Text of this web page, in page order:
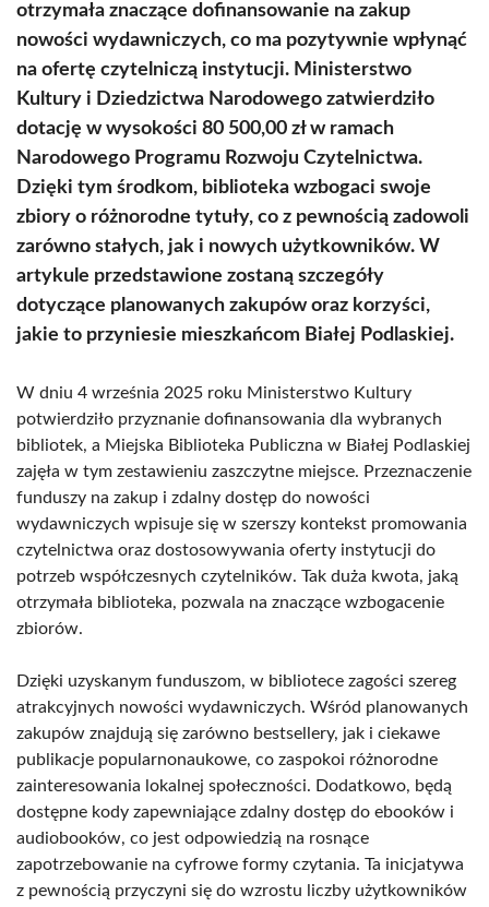
otrzymała znaczące dofinansowanie na zakup
nowości wydawniczych, co ma pozytywnie wpłynąć
na ofertę czytelniczą instytucji. Ministerstwo
Kultury i Dziedzictwa Narodowego zatwierdziło
dotację w wysokości 80 500,00 zł w ramach
Narodowego Programu Rozwoju Czytelnictwa.
Dzięki tym środkom, biblioteka wzbogaci swoje
zbiory o różnorodne tytuły, co z pewnością zadowoli
zarówno stałych, jak i nowych użytkowników. W
artykule przedstawione zostaną szczegóły
dotyczące planowanych zakupów oraz korzyści,
jakie to przyniesie mieszkańcom Białej Podlaskiej.
W dniu 4 września 2025 roku Ministerstwo Kultury
potwierdziło przyznanie dofinansowania dla wybranych
bibliotek, a Miejska Biblioteka Publiczna w Białej Podlaskiej
zajęła w tym zestawieniu zaszczytne miejsce. Przeznaczenie
funduszy na zakup i zdalny dostęp do nowości
wydawniczych wpisuje się w szerszy kontekst promowania
czytelnictwa oraz dostosowywania oferty instytucji do
potrzeb współczesnych czytelników. Tak duża kwota, jaką
otrzymała biblioteka, pozwala na znaczące wzbogacenie
zbiorów.
Dzięki uzyskanym funduszom, w bibliotece zagości szereg
atrakcyjnych nowości wydawniczych. Wśród planowanych
zakupów znajdują się zarówno bestsellery, jak i ciekawe
publikacje popularnonaukowe, co zaspokoi różnorodne
zainteresowania lokalnej społeczności. Dodatkowo, będą
dostępne kody zapewniające zdalny dostęp do ebooków i
audiobooków, co jest odpowiedzią na rosnące
zapotrzebowanie na cyfrowe formy czytania. Ta inicjatywa
z pewnością przyczyni się do wzrostu liczby użytkowników